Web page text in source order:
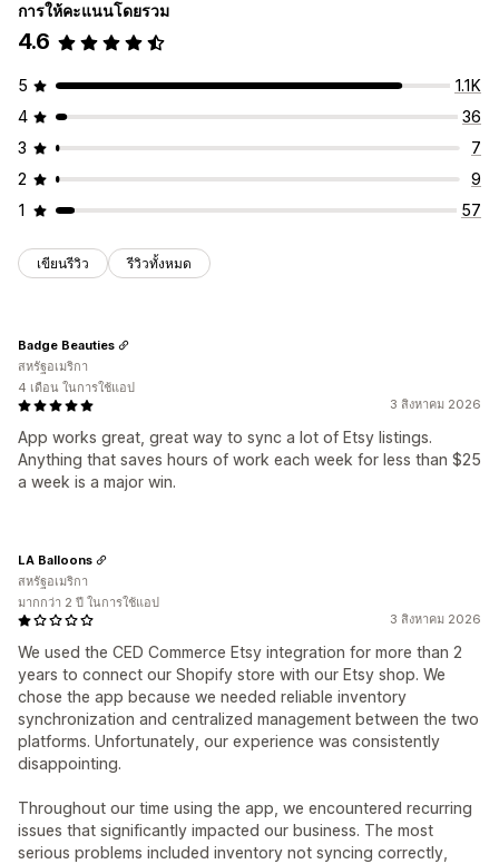
การให้คะแนนโดยรวม
4.6
5
1.1K
4
36
3
7
2
9
1
57
เขียนรีวิว รีวิวทั้งหมด
3 สิงหาคม 2026
App works great, great way to sync a lot of Etsy listings.
Anything that saves hours of work each week for less than $25
a week is a major win.
Badge Beauties
สหรัฐอเมริกา
4 เดือน ในการใช้แอป
3 สิงหาคม 2026
We used the CED Commerce Etsy integration for more than 2
years to connect our Shopify store with our Etsy shop. We
chose the app because we needed reliable inventory
synchronization and centralized management between the two
platforms. Unfortunately, our experience was consistently
disappointing.
Throughout our time using the app, we encountered recurring
issues that significantly impacted our business. The most
serious problems included inventory not syncing correctly,
LA Balloons
สหรัฐอเมริกา
มากกว่า 2 ปี ในการใช้แอป